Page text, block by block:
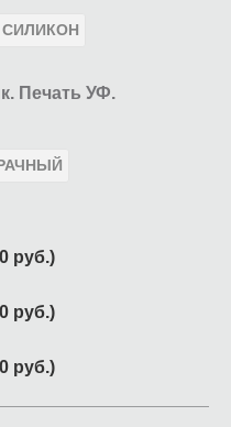
СИЛИКОН
Печать УФ.
руб.)
руб.)
руб.)